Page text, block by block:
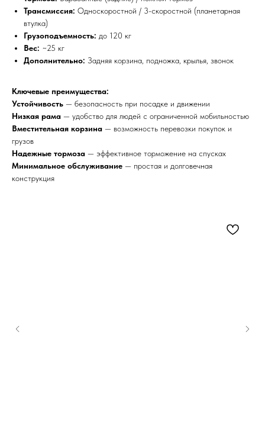
Трансмиссия: Односкоростной / 3-скоростной (планетарная
втулка)
Грузоподъемность: до 120 кг
Вес: ~25 кг
Дополнительно: Задняя корзина, подножка, крылья, звонок
Ключевые преимущества:
Устойчивость — безопасность при посадке и движении
Низкая рама — удобство для людей с ограниченной мобильностью
Вместительная корзина — возможность перевозки покупок и
грузов
Надежные тормоза — эффективное торможение на спусках
Минимальное обслуживание — простая и долговечная
конструкция